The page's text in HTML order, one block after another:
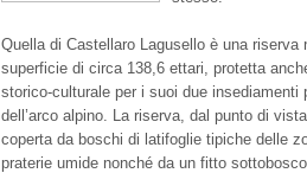
Quella di Castellaro Lagusello è una riserva
superficie di circa 138,6 ettari, protetta
storico-culturale per i suoi due
dell’arco alpino. La riserva, dal punto di
coperta da boschi di latifoglie tipiche delle
praterie umide nonché da un fitto